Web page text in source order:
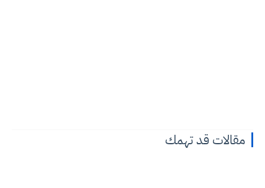
مقالات قد تهمك